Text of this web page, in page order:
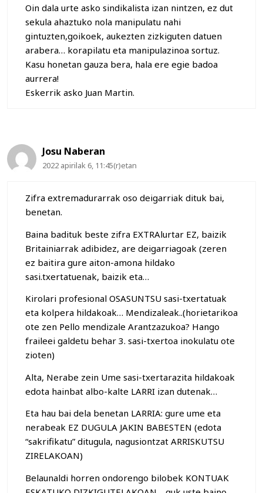
Oin dala urte asko sindikalista izan nintzen, ez dut
sekula ahaztuko nola manipulatu nahi
gintuzten,goikoek, aukezten zizkiguten datuen
arabera… korapilatu eta manipulazinoa sortuz.
Kasu honetan gauza bera, hala ere egie badoa
aurrera!
Eskerrik asko Juan Martin.
Josu Naberan
2022 apirilak 6, 11:45(r)etan
Zifra extremadurarrak oso deigarriak dituk bai,
benetan.
Baina badituk beste zifra EXTRAlurtar EZ, baizik
Britainiarrak adibidez, are deigarriagoak (zeren
ez baitira gure aiton-amona hildako
sasi.txertatuenak, baizik eta…
Kirolari profesional OSASUNTSU sasi-txertatuak
eta kolpera hildakoak… Mendizaleak..(horietarikoa
ote zen Pello mendizale Arantzazukoa? Hango
fraileei galdetu behar 3. sasi-txertoa inokulatu ote
zioten)
Alta, Nerabe zein Ume sasi-txertarazita hildakoak
edota hainbat albo-kalte LARRI izan dutenak…
Eta hau bai dela benetan LARRIA: gure ume eta
nerabeak EZ DUGULA JAKIN BABESTEN (edota
“sakrifikatu” ditugula, nagusiontzat ARRISKUTSU
ZIRELAKOAN)
Belaunaldi horren ondorengo bilobek KONTUAK